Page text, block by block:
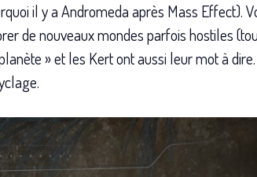
il y a Andromeda après Mass Effect).
de nouveaux mondes parfois hostiles
» et les Kert ont aussi leur mot à